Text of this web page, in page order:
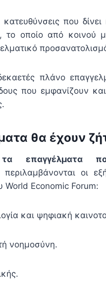
που
το οποίο από κοινού
πλάνο
που εμφανίζουν
θα έχουν
επαγγέλματα
περιλαμβάνονται οι
World Economic Forum:
και ψηφιακή
νοημοσύνη.